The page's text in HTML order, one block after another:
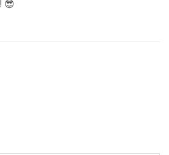
😎